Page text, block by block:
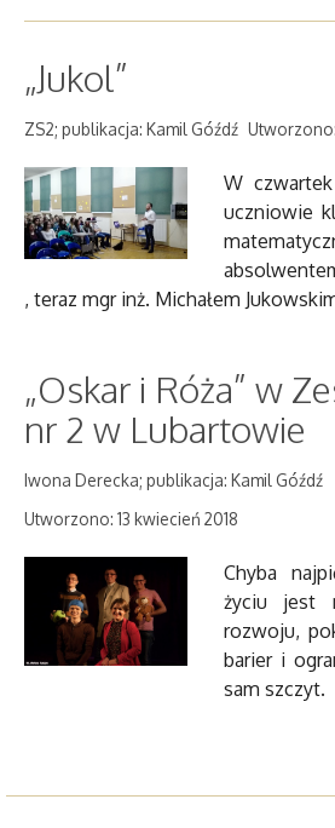
„Jukol”
ZS2; publikacja: Kamil Góźdź
W
uczniowie
, teraz mgr inż. Michałem
„Oskar i Róża” w
nr 2 w Lubartowie
Iwona Derecka; publikacja: Kamil Góźdź
Utworzono: 13 kwiecień 2018
Chyba
życiu jest
rozwoju,
barier i
sam szczyt.